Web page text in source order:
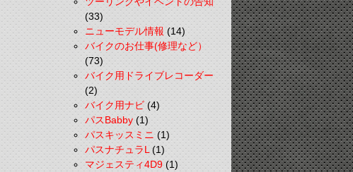
(33)
ニューモデル情報(14)
バイクのお仕事(修理など）
(73)
バイク用ドライブレコーダー
(2)
バイク用ナビ(4)
パスBabby(1)
パスキッスミニ(1)
パスナチュラL(1)
マジェスティ4D9(1)